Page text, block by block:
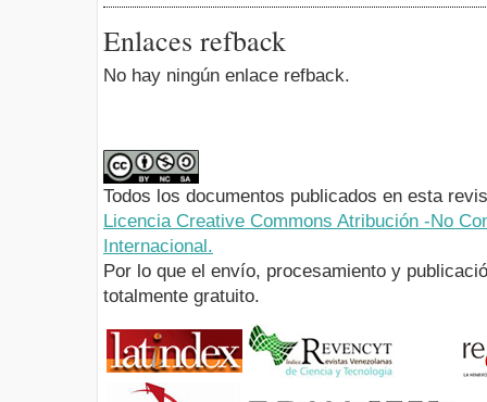
Enlaces refback
No hay ningún enlace refback.
Todos los documentos publicados en esta
Licencia Creative Commons Atribución -No
Internacional.
Por lo que el envío, procesamiento y
totalmente gratuito.